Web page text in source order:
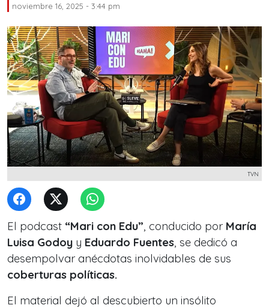
noviembre 16, 2025 - 3:44 pm
TVN
El podcast “Mari con Edu” , conducido por María
Luisa Godoy y Eduardo Fuentes , se dedicó a
desempolvar anécdotas inolvidables de sus
coberturas políticas.
El material dejó al descubierto un insólito